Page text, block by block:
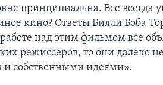
принципиальна. Все всегда
кино? Ответы Билли Боба
над этим фильмом все
режиссеров, то они далеко
собственными идеями».